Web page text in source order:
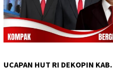
UCAPAN HUT RI DEKOPIN